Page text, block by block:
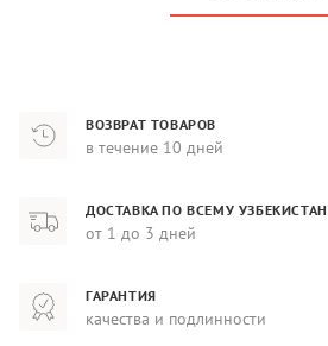
ВОЗВРАТ ТОВАРОВ
в течение 10 дней
ДОСТАВКА ПО ВСЕМУ
от 1 до 3 дней
ГАРАНТИЯ
качества и подлинности